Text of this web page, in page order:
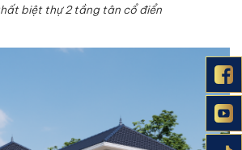
biệt thự 2 tầng tân cổ điển